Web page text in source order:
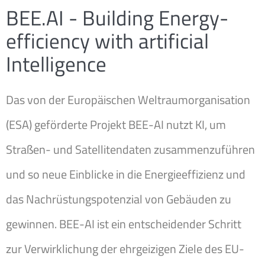
BEE.AI - Building Energy-
efficiency with artificial
Intelligence
Das von der Europäischen Weltraumorganisation
(ESA) geförderte Projekt BEE-AI nutzt KI, um
Straßen- und Satellitendaten zusammenzuführen
und so neue Einblicke in die Energieeffizienz und
das Nachrüstungspotenzial von Gebäuden zu
gewinnen. BEE-AI ist ein entscheidender Schritt
zur Verwirklichung der ehrgeizigen Ziele des EU-